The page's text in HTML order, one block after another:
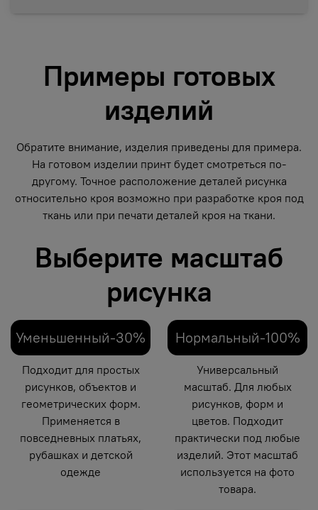
Примеры готовых
изделий
Обратите внимание, изделия приведены для примера.
На готовом изделии принт будет смотреться по-
другому. Точное расположение деталей рисунка
относительно кроя возможно при разработке кроя под
ткань или при печати деталей кроя на ткани.
Выберите масштаб
рисунка
Уменьшенный-30%
Подходит для простых
рисунков, объектов и
геометрических форм.
Применяется в
повседневных платьях,
рубашках и детской
одежде
Нормальный-100%
Универсальный
масштаб. Для любых
рисунков, форм и
цветов. Подходит
практически под любые
изделий. Этот масштаб
используется на фото
товара.